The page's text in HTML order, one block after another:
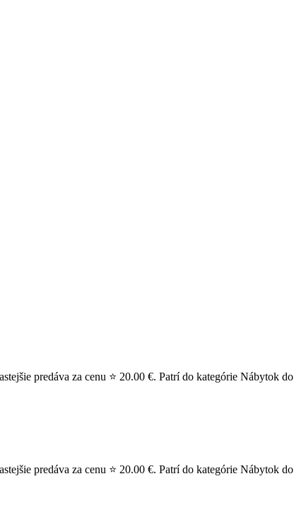
predáva za cenu ⭐ 20.00 €. Patrí do kategórie Nábytok
predáva za cenu ⭐ 20.00 €. Patrí do kategórie Nábytok